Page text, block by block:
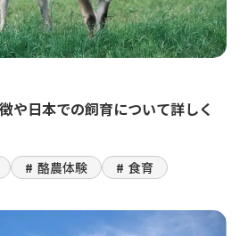
や日本での飼育について詳しく
酪農体験 食育